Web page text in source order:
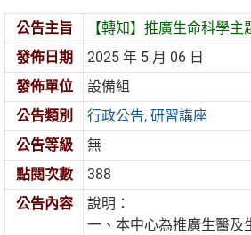
公告主旨
【轉知】推廣生命科學主
發佈日期
2025 年 5 月 06 日
發佈單位
設備組
公告類別
行政公告,研習講座
公告等級
無
點閱次數
388
公告內容
說明：
一、本中心為推廣生醫及